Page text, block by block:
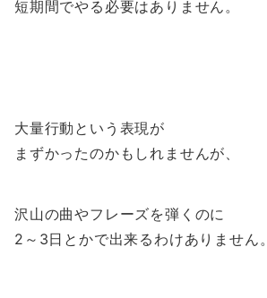
短期間でやる必要はありません。
大量行動という表現が
まずかったのかもしれませんが、
沢山の曲やフレーズを弾くのに
2～3日とかで出来るわけありません。